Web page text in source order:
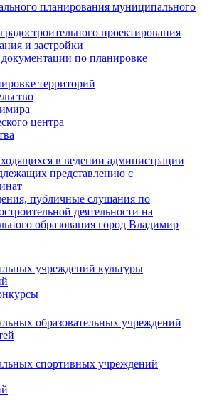
планирования муниципального
проектирования
и застройки
по планировке
территорий
центра
в ведении администрации
представлению с
публичные слушания по
деятельности на
образования город Владимир
учреждений культуры
образовательных учреждений
спортивных учреждений